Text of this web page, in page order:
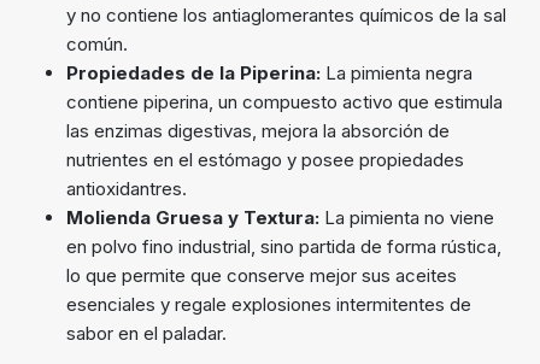
y no contiene los antiaglomerantes químicos de la sal
común.
Propiedades de la Piperina:La pimienta negra
contiene piperina, un compuesto activo que estimula
las enzimas digestivas, mejora la absorción de
nutrientes en el estómago y posee propiedades
antioxidantres.
Molienda Gruesa y Textura:La pimienta no viene
en polvo fino industrial, sino partida de forma rústica,
lo que permite que conserve mejor sus aceites
esenciales y regale explosiones intermitentes de
sabor en el paladar.